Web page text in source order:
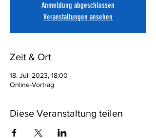
Anmeldung abgeschlossen
Veranstaltungen ansehen
Zeit & Ort
18. Juli 2023, 18:00
Online-Vortrag
Diese Veranstaltung teilen